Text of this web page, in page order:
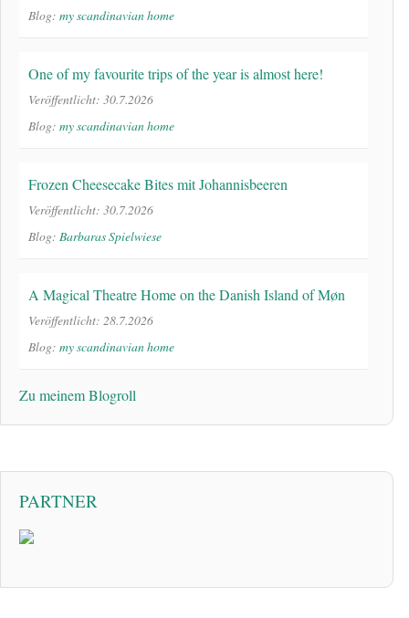
Blog: my scandinavian home
One of my favourite trips of the year is almost here!
Veröffentlicht: 30.7.2026
Blog: my scandinavian home
Frozen Cheesecake Bites mit Johannisbeeren
Veröffentlicht: 30.7.2026
Blog: Barbaras Spielwiese
A Magical Theatre Home on the Danish Island of Møn
Veröffentlicht: 28.7.2026
Blog: my scandinavian home
Zu meinem Blogroll
PARTNER